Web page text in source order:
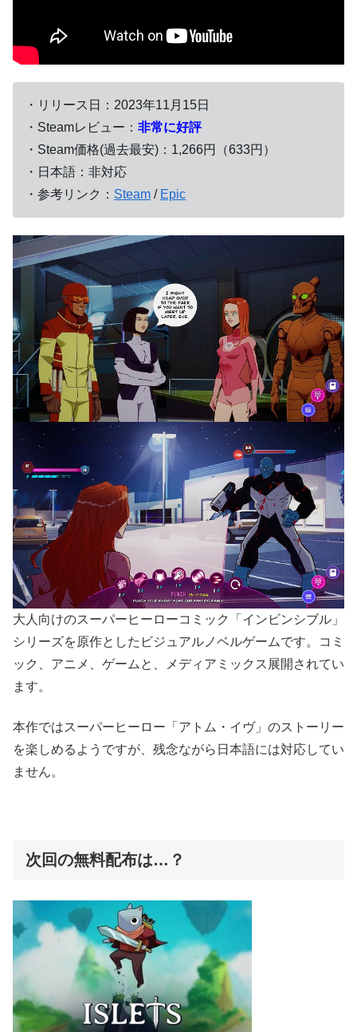
・リリース日：2023年11月15日
・Steamレビュー： 非常に好評
・Steam価格(過去最安)：1,266円（633円）
・日本語：非対応
・参考リンク： Steam / Epic
大人向けのスーパーヒーローコミック「インビンシブル」
シリーズを原作としたビジュアルノベルゲームです。コミ
ック、アニメ、ゲームと、メディアミックス展開されてい
ます。
本作ではスーパーヒーロー「アトム・イヴ」のストーリー
を楽しめるようですが、残念ながら日本語には対応してい
ません。
次回の無料配布は…？